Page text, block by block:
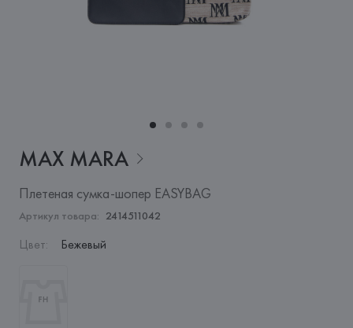
MAX MARA
Плетеная сумка-шопер EASYBAG
Артикул товара: 2414511042
Цвет: Бежевый